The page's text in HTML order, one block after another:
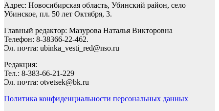
Адрес: Новосибирская область, Убинский район, село
Убинское, пл. 50 лет Октября, 3.
Главный редактор: Мазурова Наталья Викторовна
Телефон: 8-38366-22-462.
Эл. почта: ubinka_vesti_red@nso.ru
Редакция:
Тел.: 8-383-66-21-229
Эл. почта: otvetsek@bk.ru
Политика конфиденциальности персональных данных